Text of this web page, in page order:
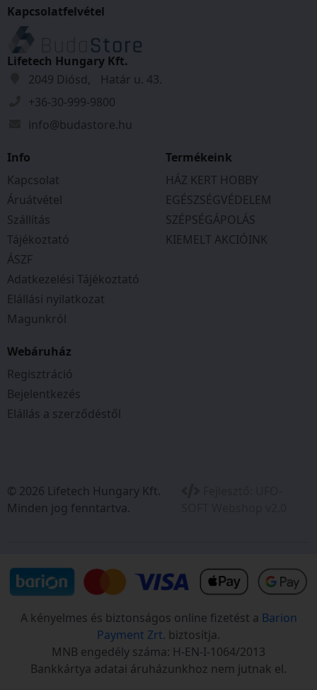
Kapcsolatfelvétel
Lifetech Hungary Kft.
2049 Diósd, Határ u. 43.
+36-30-999-9800
info@budastore.hu
Info
Kapcsolat
Áruátvétel
Szállítás
Tájékoztató
ÁSZF
Adatkezelési Tájékoztató
Elállási nyilatkozat
Magunkról
Termékeink
HÁZ KERT HOBBY
EGÉSZSÉGVÉDELEM
SZÉPSÉGÁPOLÁS
KIEMELT AKCIÓINK
Webáruház
Regisztráció
Bejelentkezés
Elállás a szerződéstől
© 2026 Lifetech Hungary Kft.
Minden jog fenntartva.
A kényelmes és biztonságos online fizetést a Barion
Payment Zrt. biztosítja.
MNB engedély száma: H-EN-I-1064/2013
Bankkártya adatai áruházunkhoz nem jutnak el.